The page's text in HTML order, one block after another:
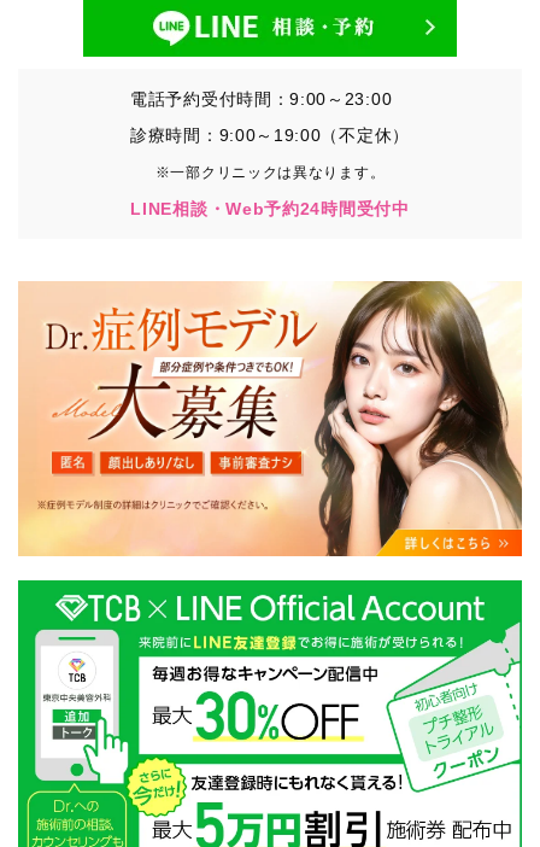
電話予約受付時間：9:00～23:00
診療時間：9:00～19:00（不定休）
※一部クリニックは異なります。
LINE相談・Web予約24時間受付中